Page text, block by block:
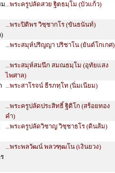
ม...พระครูปลัดสวย ฐิตธมฺโม (บัวแก้ว)
...พระปิติพร วิชฺชากโร (ขันธนันท์)
...พระสมุห์ปริญญา ปริชาโน (ยันต์โกเกศ)
...พระสมุห์สมนึก สมณธมฺโม (อุทัยแสง
ไพศาล)
...พระสาโรจน์ ธีรภทฺโท (นิ่มเนียม)
...พระครูปลัดประสิทธิ์ ฐิติโก (สร้อยทอง
คำ)
...พระครูปลัดวิชาญ วิชฺชาธโร (ดินส้ม)
...พระพลวัฒน์ พลวฑฺฒโน (เงินยวง)